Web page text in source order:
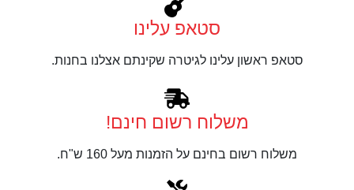
סטאפ עלינו
סטאפ ראשון עלינו לגיטרה שקינתם אצלנו בחנות.
משלוח רשום חינם!
משלוח רשום בחינם על הזמנות מעל 160 ש"ח.